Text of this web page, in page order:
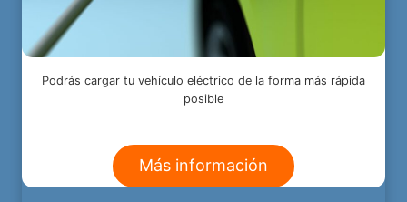
Podrás cargar tu vehículo eléctrico de la forma más rápida
posible
Más información